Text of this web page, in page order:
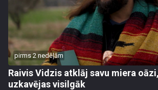
pirms 2 nedēļām
Raivis Vidzis atklāj savu miera
uzkavējas visilgāk